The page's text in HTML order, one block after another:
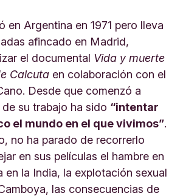
en Argentina en 1971 pero lleva
afincado en Madrid,
el documental Vida y muerte
Calcuta en colaboración con el
Desde que comenzó a
su trabajo ha sido “intentar
el mundo en el que vivimos”.
no ha parado de recorrerlo
en sus películas el hambre en
en la India, la explotación sexual
las consecuencias de